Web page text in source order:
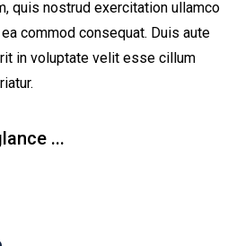
quis nostrud exercitation ullamco
commod consequat. Duis aute
in voluptate velit esse cillum
...